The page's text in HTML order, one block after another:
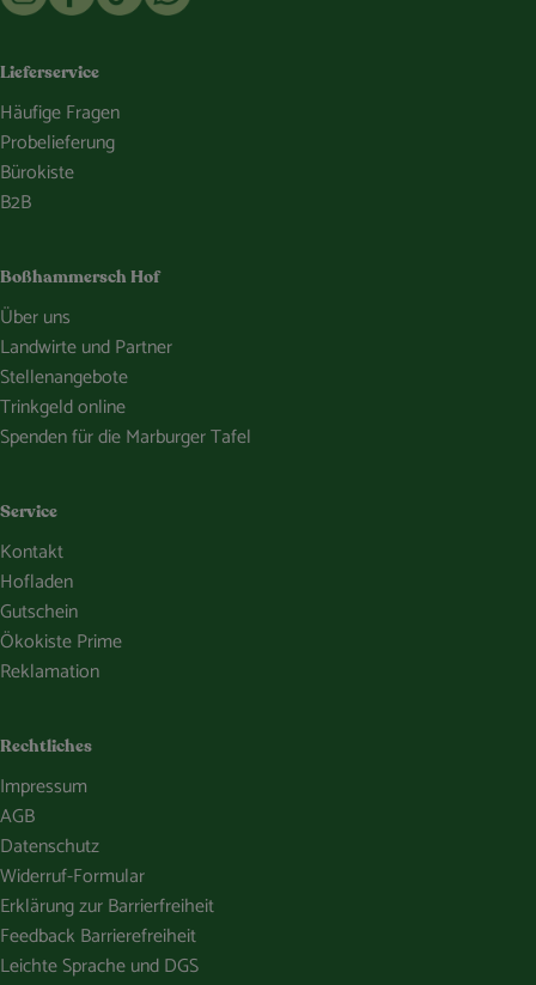
Lieferservice
Häufige Fragen
Probelieferung
Bürokiste
B2B
Boßhammersch Hof
Über uns
Landwirte und Partner
Stellenangebote
Trinkgeld online
Spenden für die Marburger Tafel
Service
Kontakt
Hofladen
Gutschein
Ökokiste Prime
Reklamation
Rechtliches
Impressum
AGB
Datenschutz
Widerruf-Formular
Erklärung zur Barrierfreiheit
Feedback Barrierefreiheit
Leichte Sprache und DGS